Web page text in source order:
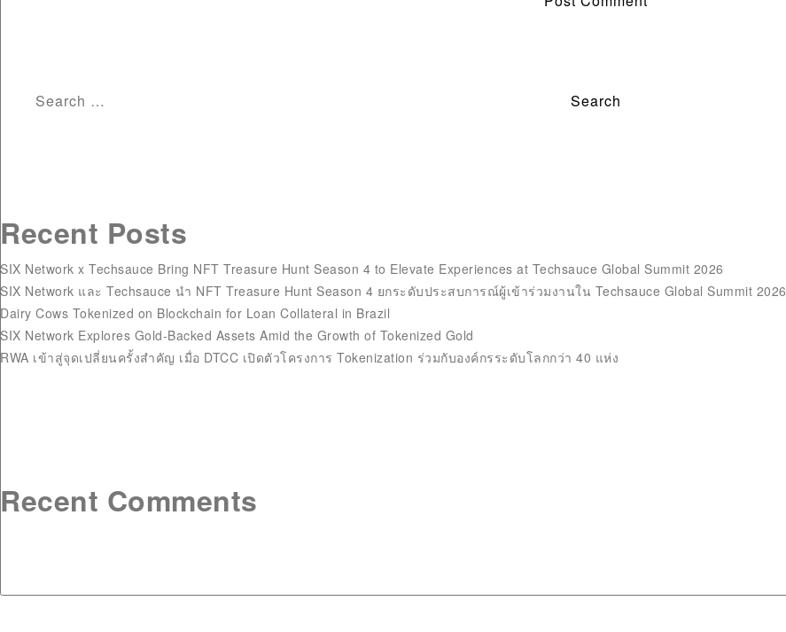
Search
Recent Posts
SIX Network x Techsauce Bring NFT Treasure Hunt Season 4 to Elevate Experiences at Techsauce Global Summit 2026
SIX Network และ Techsauce นำ NFT Treasure Hunt Season 4 ยกระดับประสบการณ์ผู้เข้าร่วมงานใน Techsauce Global Summit 2026
Dairy Cows Tokenized on Blockchain for Loan Collateral in Brazil
SIX Network Explores Gold-Backed Assets Amid the Growth of Tokenized Gold
RWA เข้าสู่จุดเปลี่ยนครั้งสำคัญ เมื่อ DTCC เปิดตัวโครงการ Tokenization ร่วมกับองค์กรระดับโลกกว่า 40 แห่ง
Recent Comments